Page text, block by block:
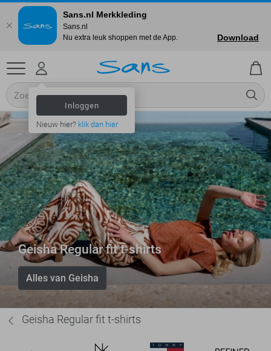
Inloggen
Nieuw hier? klik dan hier
Geisha Regular fit t-shirts
Alles van Geisha
Geisha Regular fit t-shirts
Sans.nl Merkkleding
Sans.nl
Nu extra leuk shoppen met de App.
Download